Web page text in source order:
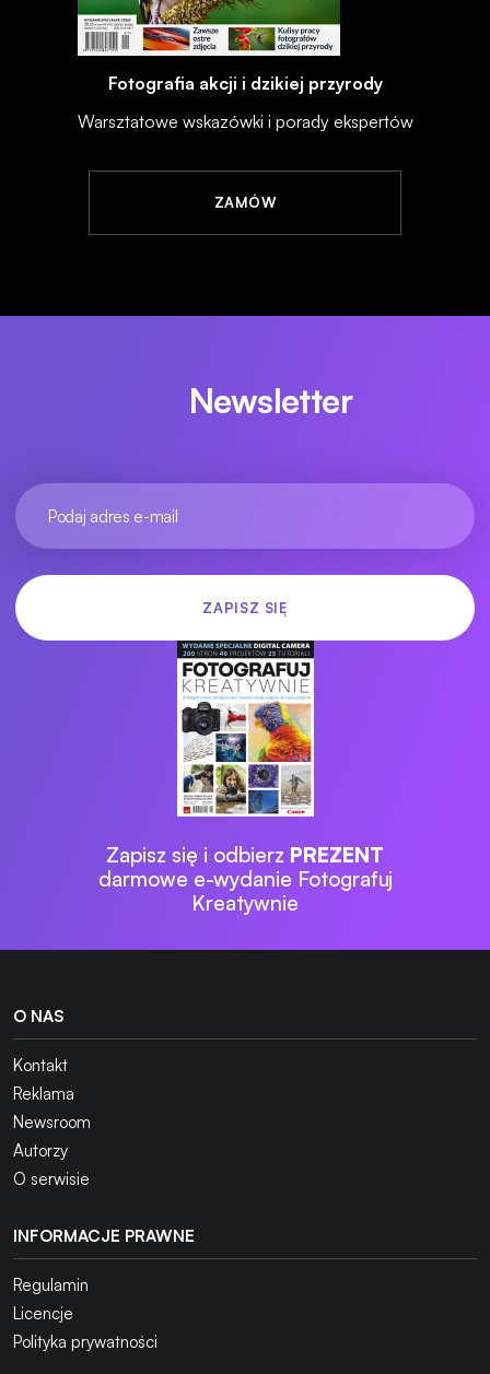
Fotografia akcji i dzikiej przyrody
Warsztatowe wskazówki i porady ekspertów
ZAMÓW
Newsletter
Zapisz się i odbierz PREZENT
darmowe e-wydanie Fotografuj
Kreatywnie
O NAS
Kontakt
Reklama
Newsroom
Autorzy
O serwisie
INFORMACJE PRAWNE
Regulamin
Licencje
Polityka prywatności